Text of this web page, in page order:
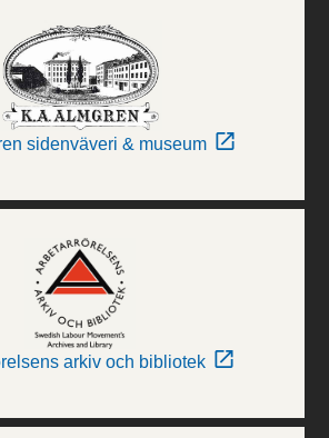
sidenväveri & museum
arkiv och bibliotek